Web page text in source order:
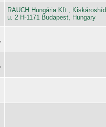
RAUCH Hungária Kft., Kiskároshíd
u. 2 H-1171 Budapest, Hungary